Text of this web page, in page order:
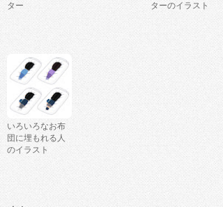
ター
ターのイラスト
いろいろなお布
団に埋もれる人
のイラスト